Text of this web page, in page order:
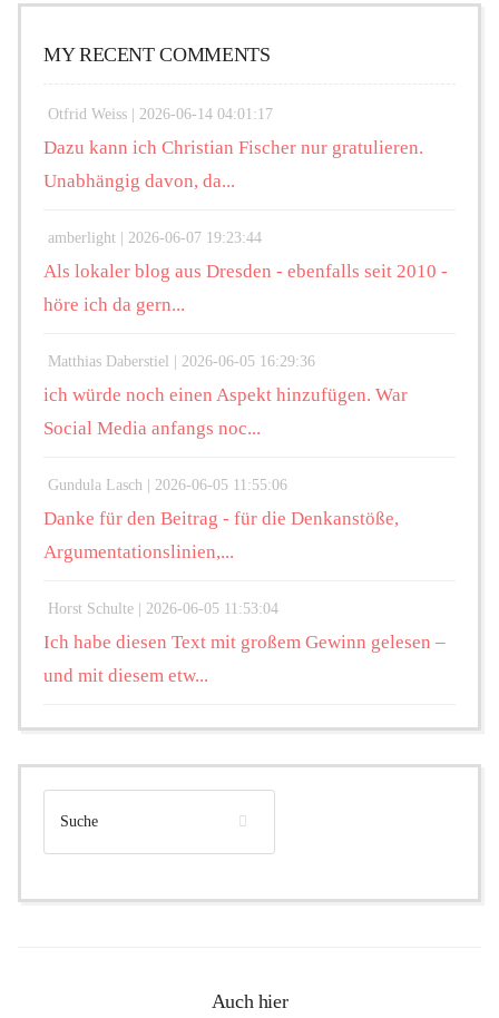
MY RECENT COMMENTS
Otfrid Weiss | 2026-06-14 04:01:17
Dazu kann ich Christian Fischer nur gratulieren.
Unabhängig davon, da...
amberlight | 2026-06-07 19:23:44
Als lokaler blog aus Dresden - ebenfalls seit 2010 -
höre ich da gern...
Matthias Daberstiel | 2026-06-05 16:29:36
ich würde noch einen Aspekt hinzufügen. War
Social Media anfangs noc...
Gundula Lasch | 2026-06-05 11:55:06
Danke für den Beitrag - für die Denkanstöße,
Argumentationslinien,...
Horst Schulte | 2026-06-05 11:53:04
Ich habe diesen Text mit großem Gewinn gelesen –
und mit diesem etw...
Auch hier